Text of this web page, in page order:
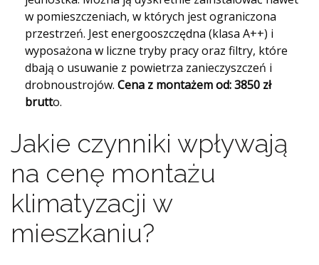
w pomieszczeniach, w których jest ograniczona
przestrzeń. Jest energooszczędna (klasa A++) i
wyposażona w liczne tryby pracy oraz filtry, które
dbają o usuwanie z powietrza zanieczyszczeń i
drobnoustrojów. Cena z montażem od: 3850 zł
brutto.
Jakie czynniki wpływają
na cenę montażu
klimatyzacji w
mieszkaniu?